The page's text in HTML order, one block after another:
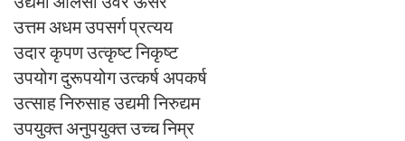
उत्तम अधम उपसर्ग प्रत्यय
उदार कृपण उत्कृष्ट निकृष्ट
उपयोग दुरूपयोग उत्कर्ष अपकर्ष
उत्साह निरुसाह उद्यमी निरुद्यम
उपयुक्त अनुपयुक्त उच्च निम्र